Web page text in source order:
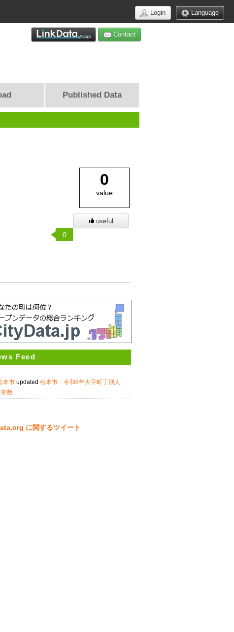
Language
Login
Contact
Published Data
0
value
useful
0
Feed
本市 updated 松本市 令和6年大字町丁別人
帯数
に関するツイート